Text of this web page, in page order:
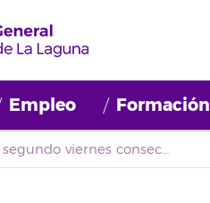
Empleo Formación
Por segundo viernes consecutivo ITINERA imparte formación en el Grado de Periodismo